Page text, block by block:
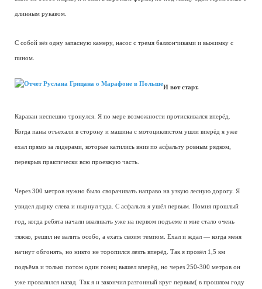
длинным рукавом.
С собой вёз одну запасную камеру, насос с тремя баллончиками и выжимку с
пином.
И вот старт.
Караван неспешно тронулся. Я по мере возможности протискивался вперёд.
Когда паны отъехали в сторону и машина с мотоциклистом ушли вперёд я уже
ехал прямо за лидерами, которые катились вниз по асфальту ровным рядком,
перекрыв практически всю проезжую часть.
Через 300 метров нужно было сворачивать направо на узкую лесную дорогу. Я
увидел дырку слева и нырнул туда. С асфальта я ушёл первым. Помня прошлый
год, когда ребята начали вваливать уже на первом подъеме и мне стало очень
тяжко, решил не валить особо, а ехать своим темпом. Ехал и ждал — когда меня
начнут обгонять, но никто не торопился лезть вперёд. Так я провёл 1,5 км
подъёма и только потом один гонец вышел вперёд, но через 250-300 метров он
уже провалился назад. Так я и закончил разгонный круг первым( в прошлом году